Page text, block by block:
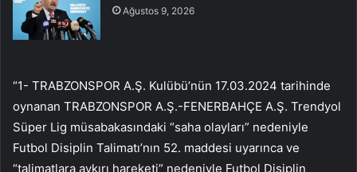
Ağustos 9, 2026
“1- TRABZONSPOR A.Ş. Kulübü’nün 17.03.2024 tarihinde
oynanan TRABZONSPOR A.Ş.-FENERBAHÇE A.Ş. Trendyol
Süper Lig müsabakasındaki “saha olayları” nedeniyle
Futbol Disiplin Talimatı’nın 52. maddesi uyarınca ve
“talimatlara aykırı hareketi” nedeniyle Futbol Disiplin